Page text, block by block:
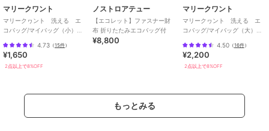
マリークワント
マリークヮント 洗える エ
コバッグ/マイバッグ（小）レ
4.73 （15件）
¥1,650
2点以上で8%OFF
ノストロアテュー
【エコレット】ファスナー財
布 折りたたみエコバッグ付
¥8,800
マリークワント
マリークヮント 洗える エ
コバッグ/マイバッグ（大）
4.50（16件）
¥2,200
2点以上で8%OFF
もっとみる